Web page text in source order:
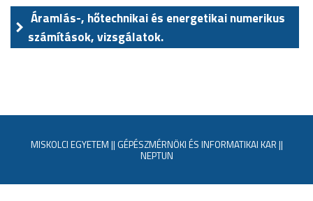
Áramlás-, hőtechnikai és energetikai numerikus
számítások, vizsgálatok.
MISKOLCI EGYETEM || GÉPÉSZMÉRNÖKI ÉS INFORMATIKAI KAR ||
NEPTUN